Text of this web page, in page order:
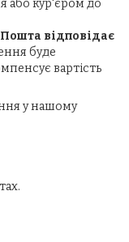
або кур'єром до
відповідає
буде
вартість
у нашому